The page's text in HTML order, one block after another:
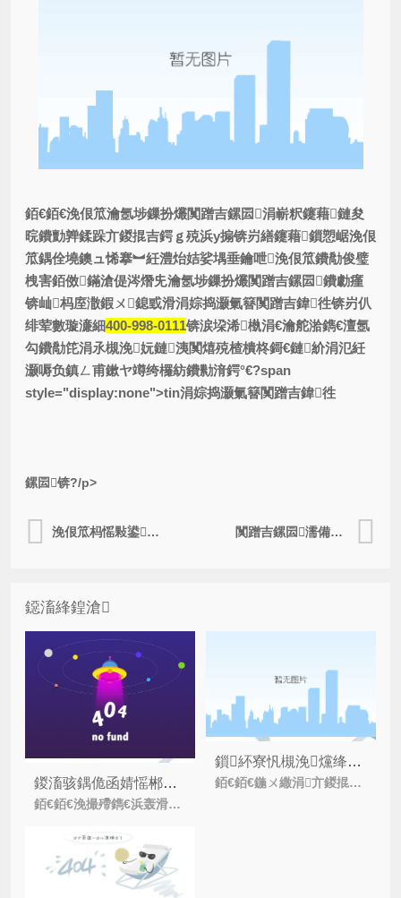
銆€銆€浼佷笟瀹氬埗鏁扮爜闃蹭吉鏍囩涓嶄粎鑳藉鏈夋
晥鐨勯亸鍒跺亣鍐掍吉鍔ｇ殑浜у搧锛岃繕鑳藉鎻愬崌浼佷
笟鍝佺墝鐭ュ悕搴︼紝澧炲姞娑堣垂鑰呭浼佷笟鐨勪俊璧
栧害銆傚鏋滄偍涔熸兂瀹氬埗鏁扮爜闃蹭吉鏍囩鐨勮瘽
锛屾杩庢潵鍜ㄨ鎴戜滑涓婃捣灏氭簮闃蹭吉鍏徃锛岃仈
绯荤數璇濓細400-998-0111锛涙垜浠槸涓€瀹舵湁鐫€澶氬
勾鐨勪笓涓氶槻浼妧鏈洟闃熺殑楂樻柊鎶€鏈紒涓氾紝
灏嗕负鎮ㄥ甫鏉ヤ竴绔欏紡鐨勬湇鍔°€?span
style="display:none">tin涓婃捣灏氭簮闃蹭吉鍏徃
鏍囩锛?/p>
浼佷笟杩愮敤鍙彉浜岀淮鐮侀槻浼爣绛惧叿鏈変粈涔堝姛鑳戒綔鐢紵 闃蹭吉鏍囩濡備綍鏍哥畻浠锋牸锛?/a>
鐚滀綘鍠滄
鍐滀骇鍝佹函婧愮郴缁熷彲浠ュ甫鏉ュ摢浜涗紭鍔夸綔鐢紵
銆€銆€浼撮殢鐫€浜轰滑鐢熸椿姘村钩鐨勪笉鏂彁鍗囷紝浜轰滑瀵逛簬鍐滀骇鍝佽川閲忓畨鍏ㄤ篃鏄秺鏉ヨ秺閲嶈锛屽洜涓哄啘浜у搧鐨勮川閲忓畨鍏ㄥ叧
鎻紑寮忛槻浼爣绛惧叿鏈変粈涔堜紭鍔夸互鍙婁环鍊硷紵
銆€銆€鍦ㄨ繖涓亣鍐掍吉鍔ｆ硾婊ョ殑鏃朵唬锛屼紒涓氶兘浼氶噰鐢ㄩ槻浼爣绛炬潵鎵撳嚮鍋囧啋浼姡锛岀幇濡備粖闃蹭吉鏍囩鐨勭绫荤箒澶氾紝骞朵笖